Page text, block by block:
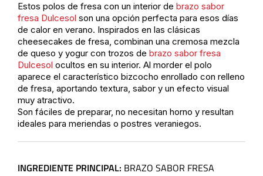
Estos polos de fresa con un interior de brazo sabor
fresa Dulcesol son una opción perfecta para esos días
de calor en verano. Inspirados en las clásicas
cheesecakes de fresa, combinan una cremosa mezcla
de queso y yogur con trozos de brazo sabor fresa
Dulcesol ocultos en su interior. Al morder el polo
aparece el característico bizcocho enrollado con relleno
de fresa, aportando textura, sabor y un efecto visual
muy atractivo.
Son fáciles de preparar, no necesitan horno y resultan
ideales para meriendas o postres veraniegos.
INGREDIENTE PRINCIPAL: BRAZO SABOR FRESA